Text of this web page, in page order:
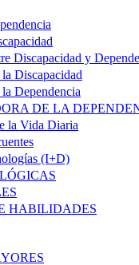
Discapacidad y
Discapacidad
Dependencia
DE LA
la Vida Diaria
(I+D)
HABILIDADES